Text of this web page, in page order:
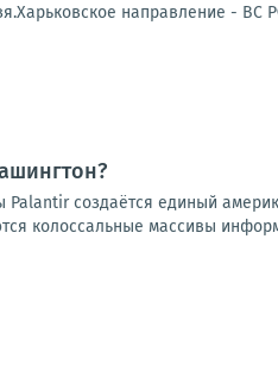
направление - ВС
создаётся единый
колоссальные массивы